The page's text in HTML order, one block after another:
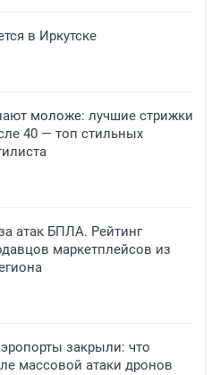
в Иркутске
моложе: лучшие стрижки
40 — топ стильных
атак БПЛА. Рейтинг
маркетплейсов из
закрыли: что
массовой атаки дронов